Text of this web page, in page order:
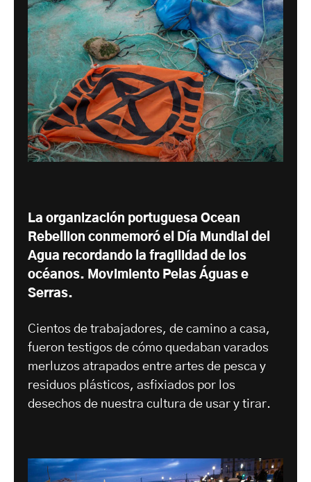
La organización portuguesa Ocean
Rebellion conmemoró el Día Mundial del
Agua recordando la fragilidad de los
océanos. Movimiento Pelas Águas e
Serras.
Cientos de trabajadores, de camino a casa,
fueron testigos de cómo quedaban varados
merluzos atrapados entre artes de pesca y
residuos plásticos, asfixiados por los
desechos de nuestra cultura de usar y tirar.